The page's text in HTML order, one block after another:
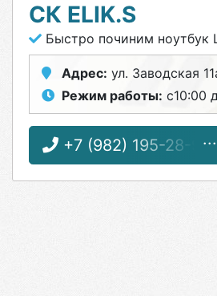
СК ELIK.S
Быстро починим ноутбук
Адрес: ул. Заводская
Режим работы: с10:00
+7 (982) 195-28-95